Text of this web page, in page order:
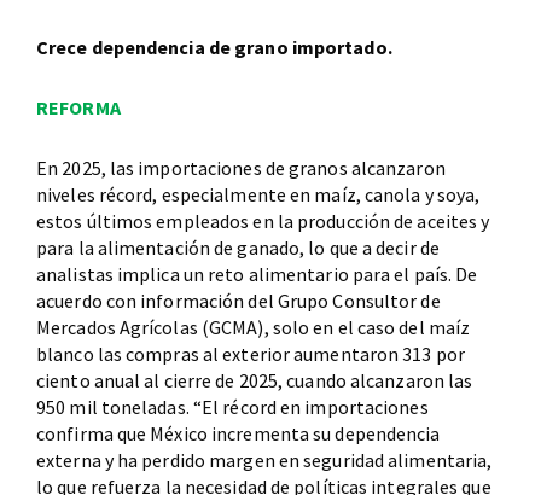
Crece dependencia de grano importado.
REFORMA
En 2025, las importaciones de granos alcanzaron
niveles récord, especialmente en maíz, canola y soya,
estos últimos empleados en la producción de aceites y
para la alimentación de ganado, lo que a decir de
analistas implica un reto alimentario para el país. De
acuerdo con información del Grupo Consultor de
Mercados Agrícolas (GCMA), solo en el caso del maíz
blanco las compras al exterior aumentaron 313 por
ciento anual al cierre de 2025, cuando alcanzaron las
950 mil toneladas. “El récord en importaciones
confirma que México incrementa su dependencia
externa y ha perdido margen en seguridad alimentaria,
lo que refuerza la necesidad de políticas integrales que